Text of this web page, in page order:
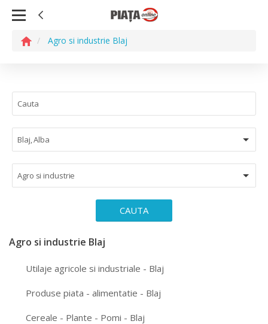
Agro si industrie Blaj
Blaj, Alba
Agro si industrie
CAUTA
Agro si industrie Blaj
Utilaje agricole si industriale - Blaj
Produse piata - alimentatie - Blaj
Cereale - Plante - Pomi - Blaj